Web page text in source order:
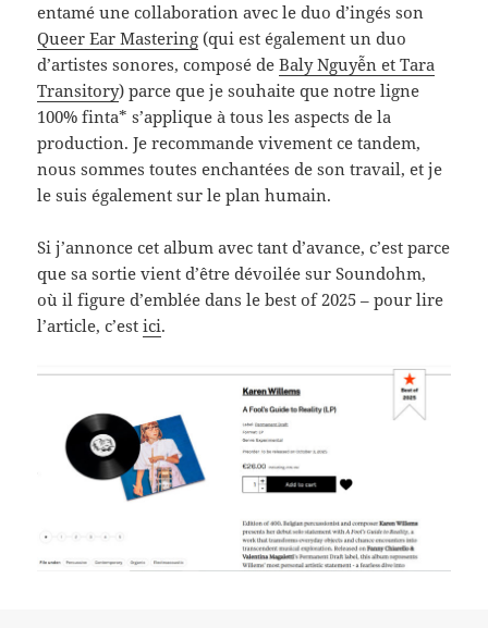
entamé une collaboration avec le duo d’ingés son
Queer Ear Mastering (qui est également un duo
d’artistes sonores, composé deBaly Nguyễn et Tara
Transitory) parce que je souhaite que notre ligne
100% finta* s’applique à tous les aspects de la
production. Je recommande vivement ce tandem,
nous sommes toutes enchantées de son travail, et je
le suis également sur le plan humain.
Si j’annonce cet album avec tant d’avance, c’est parce
que sa sortie vient d’être dévoilée sur Soundohm,
où il figure d’emblée dans le best of 2025 – pour lire
l’article, c’estici.